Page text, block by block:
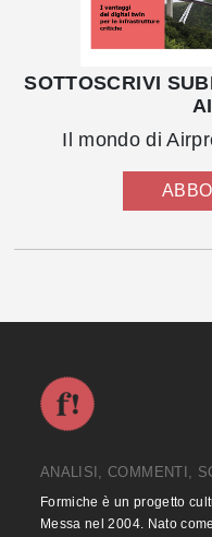
SOTTOSCRIVI
Il mondo di
ANALISI, COMMENTI,
Formiche è un progetto
Messa nel 2004. Nato